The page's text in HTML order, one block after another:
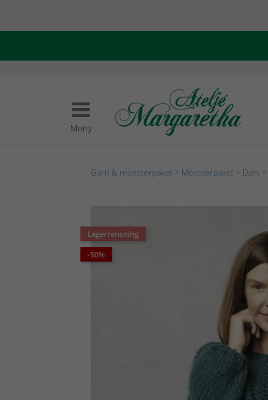
Meny
Garn & mönsterpaket Mönsterpaket Dam
Lagerrensning
-50%